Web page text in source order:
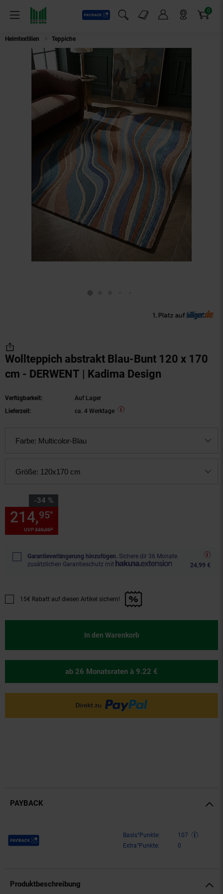
Menü
Payback
Suchfeld einblenden
Markt-Angebote 0
Artikel
Heimtextilien Teppiche
Wollteppich abstrakt Blau-Bunt 120 x 170
cm - DERWENT | Kadima Design
Verfügbarkeit:
Auf Lager
Lieferzeit:
ca. 4 Werktage
Farbe: Multicolor-Blau
Größe: 120x170 cm
-34 %
Sie Sparen 34 Prozent,
UVP330,00*
214,95*
Garantieverlängerung hinzufügen. Sichere dir 36 Monate
zusätzlichen Garantieschutz mit
24,99 €
Promotion "15€ Rabatt auf diesen Artikel sichern!" anwenden
15€ Rabatt auf diesen Artikel sichern!
In den Warenkorb
ab 26 Monatsraten à 9.22 €
PAYBACK
Payback Punkte Basis°Punkte:
107
Extra°Punkte:
0
Produktbeschreibung